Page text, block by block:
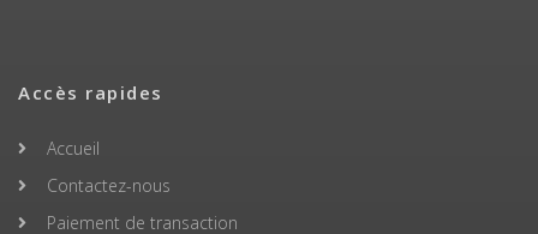
Accès rapides
Accueil
Contactez-nous
Paiement de transaction